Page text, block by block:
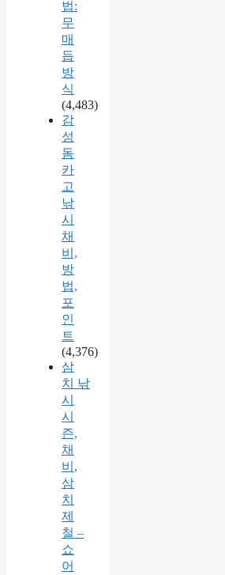
법:
무
매
듭
방
식
(4,483)
감
성
돔
카
고
낚
시
채
비,
방
법,
포
인
트
(4,376)
삼
치 낚
시
시
즌,
채
비,
삼
치
제
철 –
쇼
어